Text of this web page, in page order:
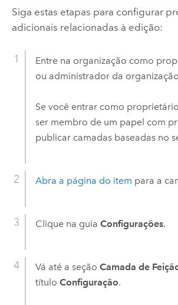
Siga estas etapas para configurar
adicionais relacionadas à edição:
Entre na organização como
ou administrador da
Se você entrar como
ser membro de um papel com
publicar camadas baseadas no
Abra a página do item para a
Clique na guia Configurações.
Vá até a seção Camada de
título Configuração.